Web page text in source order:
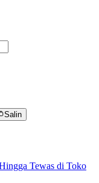
Salin
Tewas di Toko